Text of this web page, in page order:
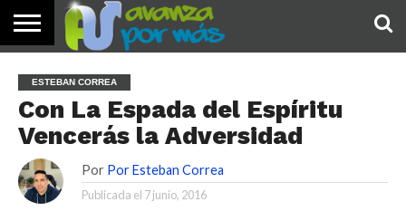
PALABRA
DE HOY
DEVOCIONALES
NOTICIAS
TESTIMONIOS
ORACIONES
SOBRE
NOSOTROS
IMÁGENES
ESTEBAN CORREA
Con La Espada del Espíritu
Vencerás la Adversidad
Por Por Esteban Correa
Publicada el 7 junio, 2016